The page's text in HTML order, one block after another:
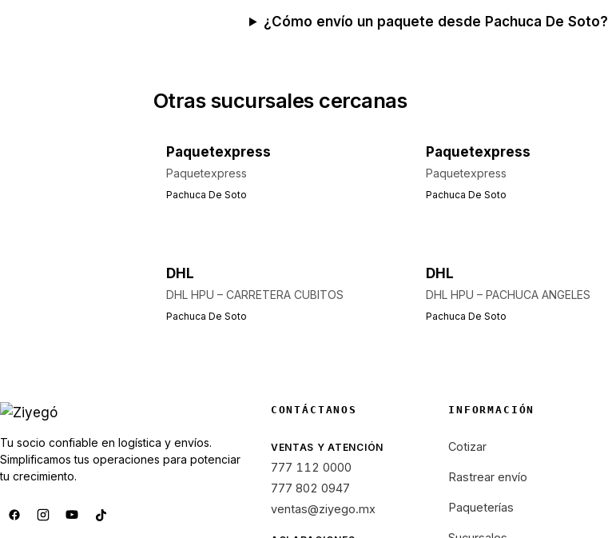
¿Cómo envío un paquete desde Pachuca De Soto?
Otras sucursales cercanas
Paquetexpress
Paquetexpress
Pachuca De Soto
Paquetexpress
Paquetexpress
Pachuca De Soto
DHL
DHL HPU – CARRETERA CUBITOS
Pachuca De Soto
DHL
DHL HPU – PACHUCA ANGELES
Pachuca De Soto
Tu socio confiable en logística y envíos.
Simplificamos tus operaciones para potenciar
tu crecimiento.
CONTÁCTANOS
VENTAS Y ATENCIÓN
777 112 0000
777 802 0947
ventas@ziyego.mx
INFORMACIÓN
Cotizar
Rastrear envío
Paqueterías